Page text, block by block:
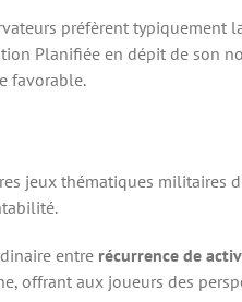
préfèrent
Planifiée en dépit de son
favorable.
jeux thématiques militaires
entre récurrence de
offrant aux joueurs des